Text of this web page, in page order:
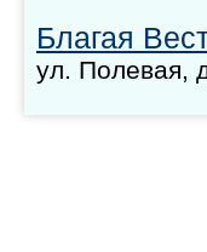
Благая
ул. Полевая,